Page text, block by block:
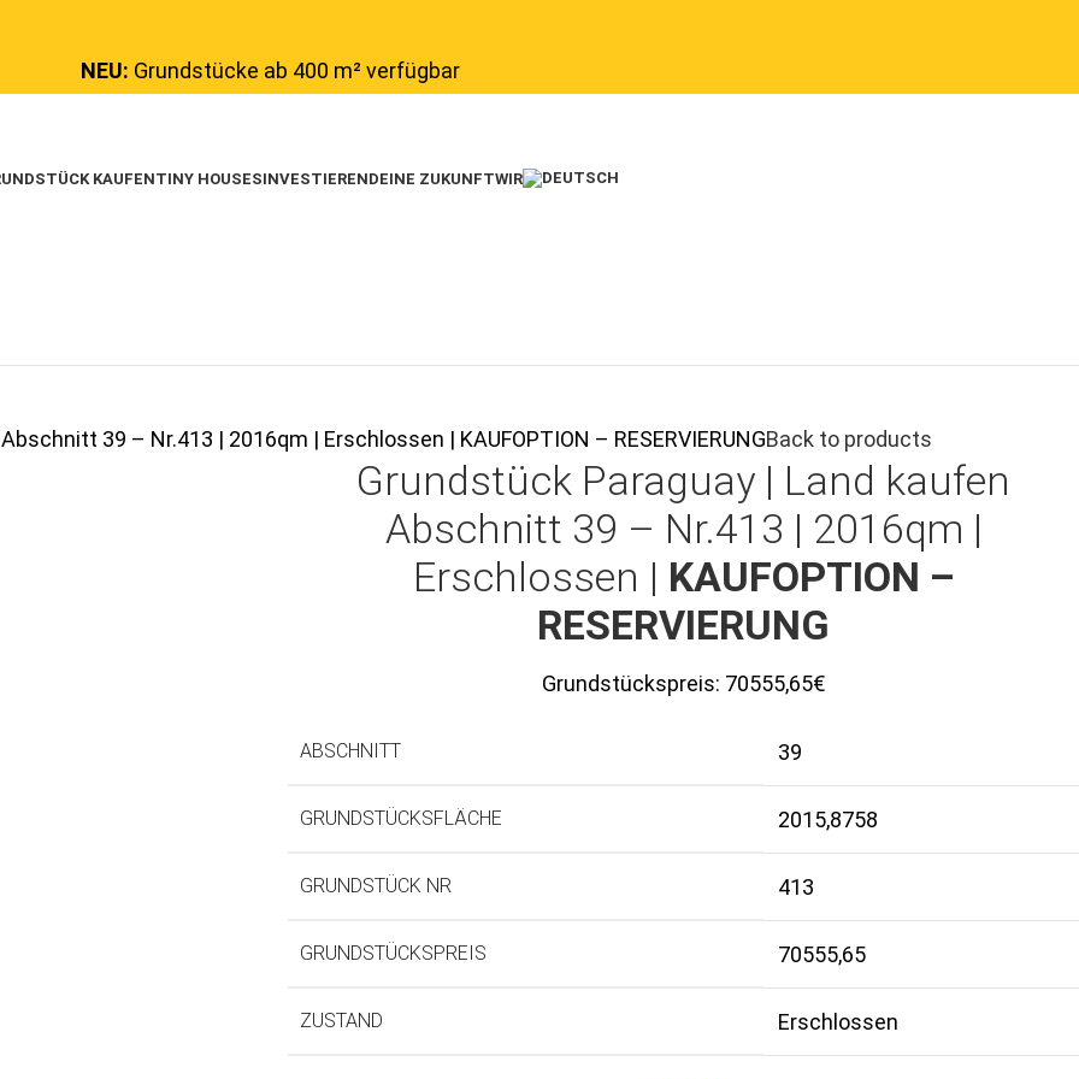
NEU: Grundstücke ab 400 m² verfügbar
KAUFENTINY HOUSESINVESTIERENDEINE ZUKUNFTWIR
39 – Nr.413 | 2016qm | Erschlossen | KAUFOPTION – RESERVIERUNGBack to products
Grundstück Paraguay | Land kaufen
Abschnitt 39 – Nr.413 | 2016qm |
Erschlossen | KAUFOPTION –
RESERVIERUNG
Grundstückspreis: 70555,65€
ABSCHNITT 39
GRUNDSTÜCKSFLÄCHE 2015,8758
GRUNDSTÜCK NR 413
GRUNDSTÜCKSPREIS 70555,65
ZUSTAND Erschlossen